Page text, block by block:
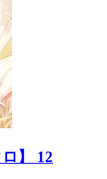
】 12